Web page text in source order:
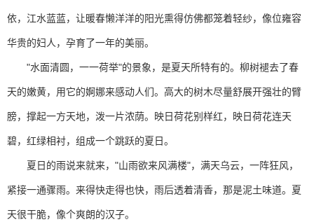
依，江水蓝蓝，让暖春懒洋洋的阳光熏得仿佛都笼着轻纱，像位雍容
华贵的妇人，孕育了一年的美丽。
"水面清圆，一一荷举"的景象，是夏天所特有的。柳树褪去了春
天的嫩黄，用它的婀娜来感动人们。高大的树木尽量舒展开强壮的臂
膀，撑起一方天地，泼一片浓荫。映日荷花别样红，映日荷花连天
碧，红绿相衬，组成一个跳跃的夏日。
夏日的雨说来就来，"山雨欲来风满楼"，满天乌云，一阵狂风，
紧接一通骤雨。来得快走得也快，雨后透着清香，那是泥土味道。夏
天很干脆，像个爽朗的汉子。